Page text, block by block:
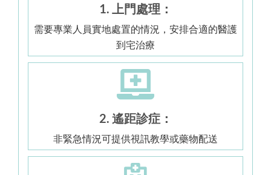
1. 上門處理：
需要專業人員實地處置的情況，安排合適的醫護
到宅治療
2. 遙距診症：
非緊急情況可提供視訊教學或藥物配送